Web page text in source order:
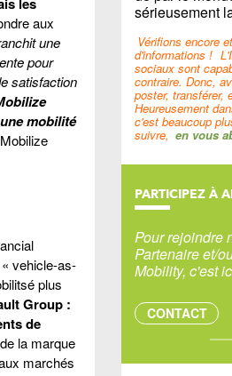
aux
une
pour
satisfaction
mobilité
vehicle-as-
plus
Group :
de
la marque
marchés
sérieusement
Vérifions encore
d'informations !
sociaux sont
contraire. Donc,
poster, transférer,
Heureusement
c'est beaucoup
suivre, en vous
PARTICIPEZ À
Pour rejoindre
Partenaire et/
Mobility, c'est
CONTACT